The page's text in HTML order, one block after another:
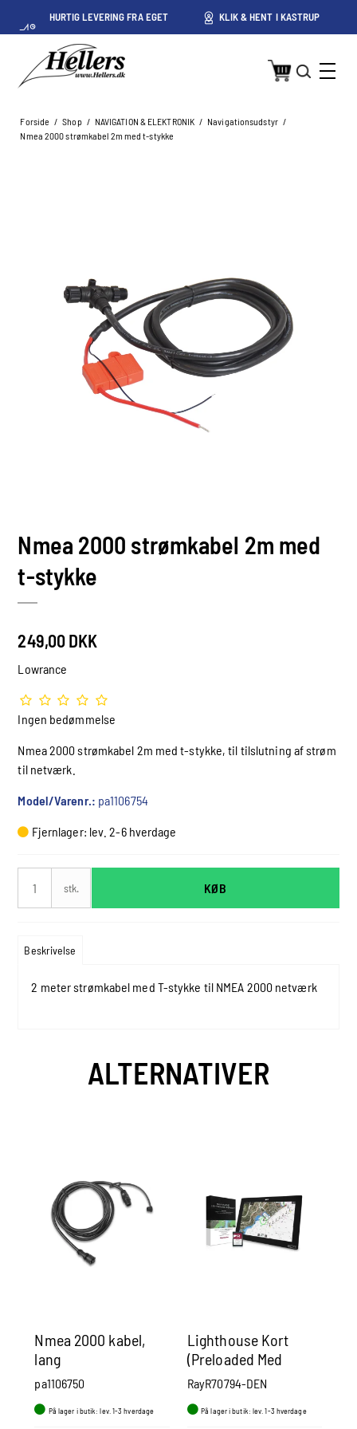
HURTIG LEVERING FRA EGET
LAGER I KASTRUP
KLIK & HENT I KASTRUP
Forside / Shop / NAVIGATION & ELEKTRONIK / Navigationsudstyr /
Nmea 2000 strømkabel 2m med t-stykke
Nmea 2000 strømkabel 2m med
t-stykke
249,00 DKK
Lowrance
Ingen bedømmelse
Nmea 2000 strømkabel 2m med t-stykke, til tilslutning af strøm
til netværk.
Model/Varenr.: pa1106754
Fjernlager: lev. 2-6 hverdage
stk. KØB
Beskrivelse
2 meter strømkabel med T-stykke til NMEA 2000 netværk
ALTERNATIVER
Nmea 2000 kabel,
lang
pa1106750
På lager i butik: lev. 1-3 hverdage
Lighthouse Kort
(Preloaded Med
Danmark Kort) På 32
Gb Micro Sd Kort
RayR70794-DEN
På lager i butik: lev. 1-3 hverdage